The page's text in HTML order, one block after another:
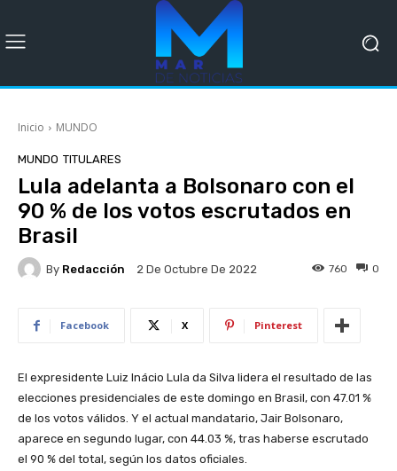
Inicio MUNDO
MUNDO TITULARES
Lula adelanta a Bolsonaro con el
90 % de los votos escrutados en
Brasil
By Redacción 2 De Octubre De 2022 0
760
Facebook X Pinterest
El expresidente Luiz Inácio Lula da Silva lidera el resultado de las
elecciones presidenciales de este domingo en Brasil, con 47.01 %
de los votos válidos. Y el actual mandatario, Jair Bolsonaro,
aparece en segundo lugar, con 44.03 %, tras haberse escrutado
el 90 % del total, según los datos oficiales.